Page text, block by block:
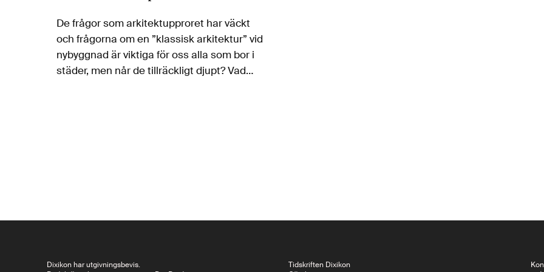
De frågor som arkitektupproret har väckt
och frågorna om en ”klassisk arkitektur” vid
nybyggnad är viktiga för oss alla som bor i
städer, men når de tillräckligt djupt? Vad
Dixikon har utgivningsbevis.
Tidskriften Dixikon